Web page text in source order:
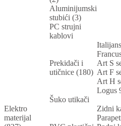
Elektro
materijal
Aluminijumski
stubići (3)
PC strujni
kablovi
Prekidači i
utičnice (180)
Art S
Art F
Art H
Logus
Šuko utikači
Zidni